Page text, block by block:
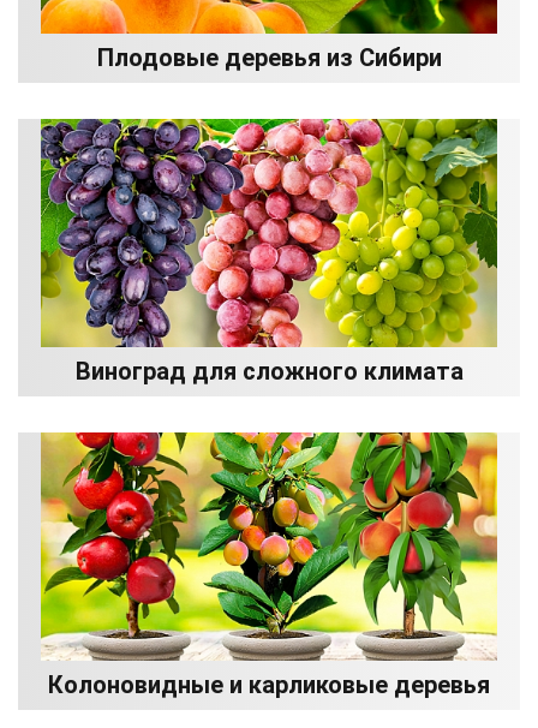
Плодовые деревья из Сибири
Виноград для сложного климата
Колоновидные и карликовые деревья